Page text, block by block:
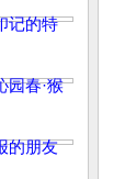
记的特
园春·猴
的朋友